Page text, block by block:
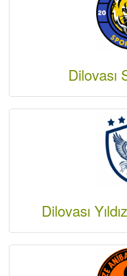
Dilovası
Dilovası